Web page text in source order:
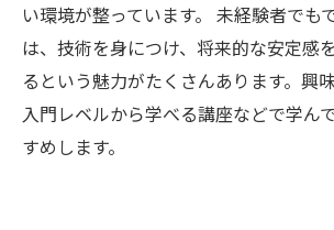
い環境が整っています。 未経験者でも
は、技術を身につけ、将来的な安定感
るという魅力がたくさんあります。興
入門レベルから学べる講座などで学ん
すめします。